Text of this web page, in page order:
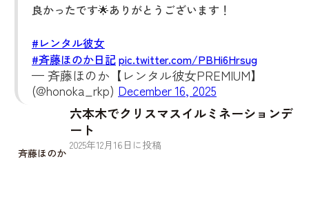
良かったです🌟ありがとうございます！
#レンタル彼女
#斉藤ほのか日記pic.twitter.com/PBHi6Hrsug
— 斉藤ほのか【レンタル彼女PREMIUM】
(@honoka_rkp) December 16, 2025
斉藤ほのか
六本木でクリスマスイルミネーションデ
ート
2025年12月 16 日に投稿